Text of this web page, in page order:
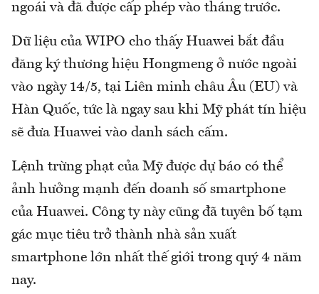
ngoái và đã được cấp phép vào tháng trước.
Dữ liệu của WIPO cho thấy Huawei bắt đầu
đăng ký thương hiệu Hongmeng ở nước ngoài
vào ngày 14/5, tại Liên minh châu Âu (EU) và
Hàn Quốc, tức là ngay sau khi Mỹ phát tín hiệu
sẽ đưa Huawei vào danh sách cấm.
Lệnh trừng phạt của Mỹ được dự báo có thể
ảnh hưởng mạnh đến doanh số smartphone
của Huawei. Công ty này cũng đã tuyên bố tạm
gác mục tiêu trở thành nhà sản xuất
smartphone lớn nhất thế giới trong quý 4 năm
nay.